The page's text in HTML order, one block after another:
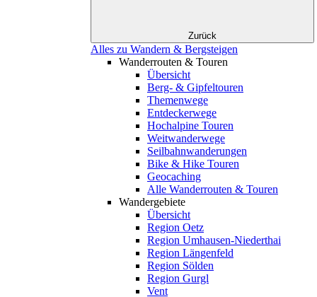
Zurück
Alles zu Wandern & Bergsteigen
Wanderrouten & Touren
Übersicht
Berg- & Gipfeltouren
Themenwege
Entdeckerwege
Hochalpine Touren
Weitwanderwege
Seilbahnwanderungen
Bike & Hike Touren
Geocaching
Alle Wanderrouten & Touren
Wandergebiete
Übersicht
Region Oetz
Region Umhausen-Niederthai
Region Längenfeld
Region Sölden
Region Gurgl
Vent